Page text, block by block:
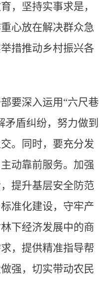
，坚持实事求是，
心放在解决群众急
措推动乡村振兴各
要深入运用“六尺巷
矛盾纠纷，努力做到
。同时，要充分发
动靠前服务。加强
提升基层安全防范
准化建设，守牢产
下经济发展中的商
，提供精准指导帮
强，切实带动农民